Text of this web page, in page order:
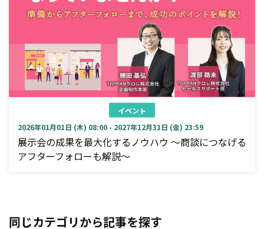
イベント
2026年01月01日 (木) 08:00 - 2027年12月31日 (金) 23:59
展示会の成果を最大化するノウハウ ～商談につなげる
アフターフォローも解説～
同じカテゴリから記事を探す